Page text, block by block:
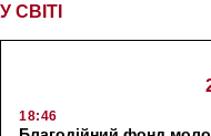
У СВІТІ
18:46